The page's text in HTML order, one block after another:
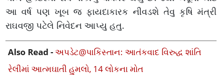
આ વર્ષ પણ ખૂબ જ ફાયદાકારક નીવડશે તેવુ કૃષિ મંત્રી
રાઘવજી પટેલે નિવેદન આપ્યુ હતુ.
Also Read -અપડેટ@પાકિસ્તાન: આતંકવાદ વિરુદ્ધ શાંતિ
રેલીમાં આત્મઘાતી હુમલો, 14 લોકના મોત